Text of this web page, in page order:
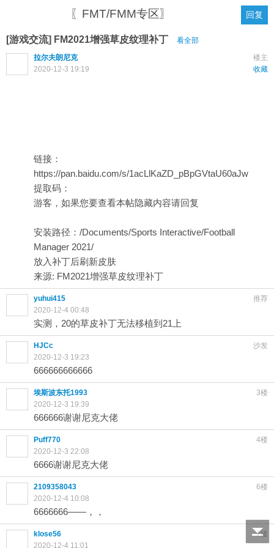
回复
〖FMT/FMM专区〗
[游戏交流] FM2021增强草皮纹理补丁
看全部
楼主
拉尔夫朗尼克
收藏
2020-12-3 19:19
链接：
https://pan.baidu.com/s/1acLlKaZD_pBpGVtaU60aJw
提取码：
游客，如果您要查看本帖隐藏内容请回复
安装路径：/Documents/Sports Interactive/Football
Manager 2021/
放入补丁后刷新皮肤
来源: FM2021增强草皮纹理补丁
推荐
yuhui415
2020-12-4 00:48
实测，20的草皮补丁无法移植到21上
沙发
HJCc
2020-12-3 19:23
666666666666
3楼
埃斯波东托1993
2020-12-3 19:39
666666谢谢尼克大佬
4楼
Puff770
2020-12-3 22:08
6666谢谢尼克大佬
6楼
2109358043
2020-12-4 10:08
6666666——，，
7楼
klose56
2020-12-4 11:01